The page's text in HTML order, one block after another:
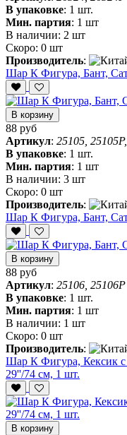
В упаковке: 1 шт.
Мин. партия: 1 шт
В наличии: 2 шт
Скоро: 0 шт
Производитель:
Шар К Фигура, Бант,
В корзину
88 руб
Артикул: 25105,
В упаковке: 1 шт.
Мин. партия: 1 шт
В наличии: 3 шт
Скоро: 0 шт
Производитель:
Шар К Фигура, Бант,
В корзину
88 руб
Артикул: 25106, 25106P
В упаковке: 1 шт.
Мин. партия: 1 шт
В наличии: 1 шт
Скоро: 0 шт
Производитель:
Шар К Фигура, Кексик
29''/74 см, 1 шт.
В корзину